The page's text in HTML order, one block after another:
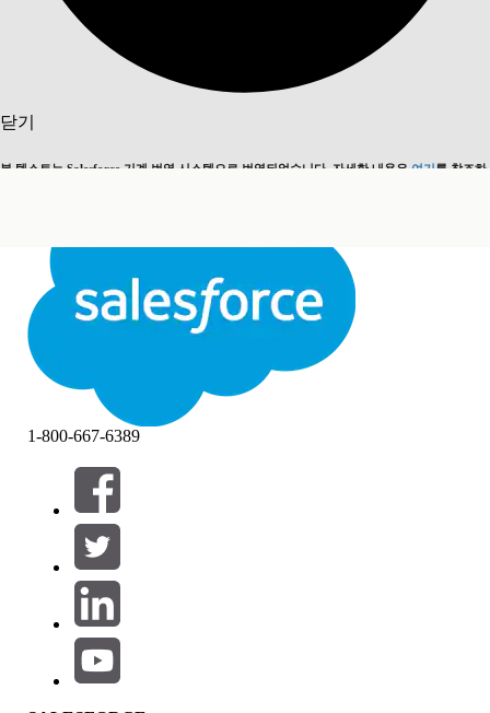
닫기
본 텍스트는 Salesforce 기계 번역 시스템으로 번역되었습니다. 자세한 내용은 여기를 참조하
닫기닫기
필터 (0)
필터 선택
제품 영역
1-800-667-6389